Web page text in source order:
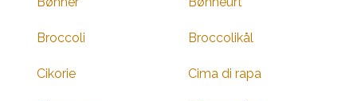
Broccoli Broccolikål
Cikorie Cima di rapa